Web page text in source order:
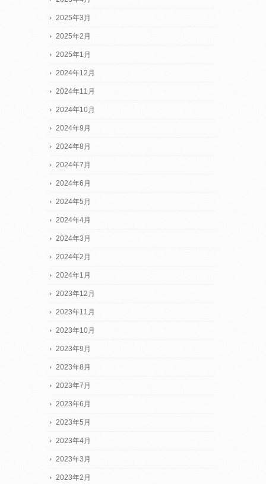
2025年3月
2025年2月
2025年1月
2024年12月
2024年11月
2024年10月
2024年9月
2024年8月
2024年7月
2024年6月
2024年5月
2024年4月
2024年3月
2024年2月
2024年1月
2023年12月
2023年11月
2023年10月
2023年9月
2023年8月
2023年7月
2023年6月
2023年5月
2023年4月
2023年3月
2023年2月